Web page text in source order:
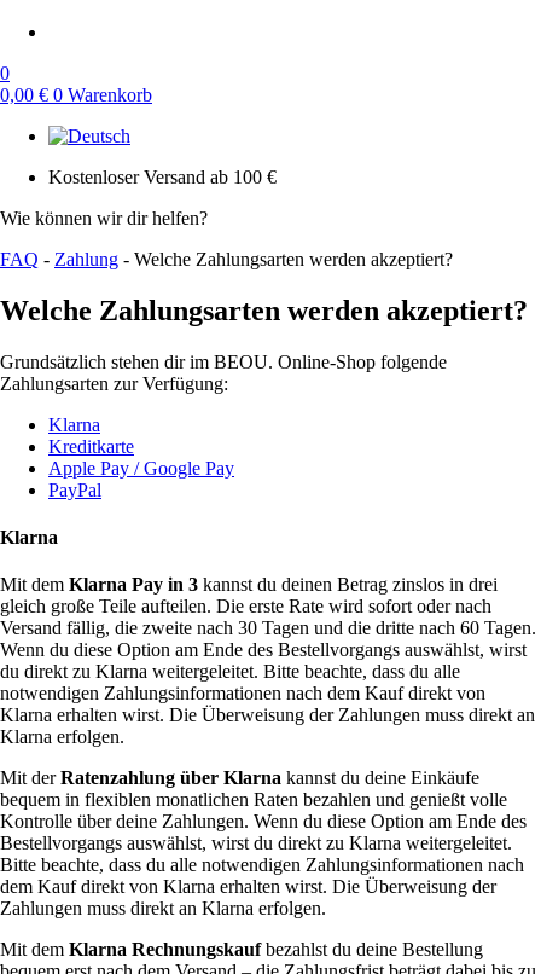
0
0,00 € 0 Warenkorb
Kostenloser Versand ab 100 €
Wie können wir dir helfen?
FAQ - Zahlung - Welche Zahlungsarten werden akzeptiert?
Welche Zahlungsarten werden akzeptiert?
Grundsätzlich stehen dir im BEOU. Online-Shop folgende
Zahlungsarten zur Verfügung:
Klarna
Kreditkarte
Apple Pay / Google Pay
PayPal
Klarna
Mit dem Klarna Pay in 3 kannst du deinen Betrag zinslos in drei
gleich große Teile aufteilen. Die erste Rate wird sofort oder nach
Versand fällig, die zweite nach 30 Tagen und die dritte nach 60 Tagen.
Wenn du diese Option am Ende des Bestellvorgangs auswählst, wirst
du direkt zu Klarna weitergeleitet. Bitte beachte, dass du alle
notwendigen Zahlungsinformationen nach dem Kauf direkt von
Klarna erhalten wirst. Die Überweisung der Zahlungen muss direkt an
Klarna erfolgen.
Mit derRatenzahlung über Klarna kannst du deine Einkäufe
bequem in flexiblen monatlichen Raten bezahlen und genießt volle
Kontrolle über deine Zahlungen. Wenn du diese Option am Ende des
Bestellvorgangs auswählst, wirst du direkt zu Klarna weitergeleitet.
Bitte beachte, dass du alle notwendigen Zahlungsinformationen nach
dem Kauf direkt von Klarna erhalten wirst. Die Überweisung der
Zahlungen muss direkt an Klarna erfolgen.
Mit dem Klarna Rechnungskaufbezahlst du deine Bestellung